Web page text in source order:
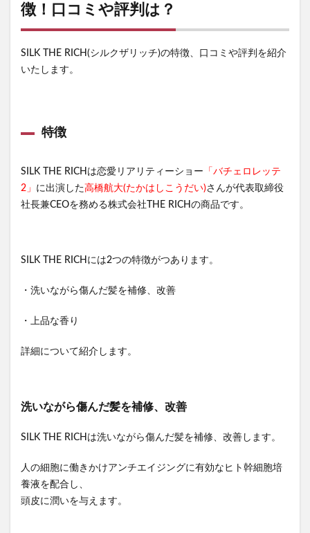
徴！口コミや評判は？
SILK THE RICH(シルクザリッチ)の特徴、口コミや評判を紹介
いたします。
特徴
SILK THE RICHは恋愛リアリティーショー 「バチェロレッテ
2」 に出演した高橋航大(たかはしこうだい)さんが代表取締役
社長兼CEOを務める株式会社THE RICHの商品です。
SILK THE RICHには2つの特徴がつあります。
・洗いながら傷んだ髪を補修、改善
・上品な香り
詳細について紹介します。
洗いながら傷んだ髪を補修、改善
SILK THE RICHは洗いながら傷んだ髪を補修、改善します。
人の細胞に働きかけアンチエイジングに有効なヒト幹細胞培
養液を配合し、
頭皮に潤いを与えます。